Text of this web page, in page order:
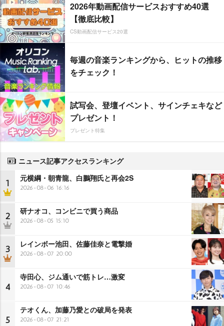
2026年動画配信サービスおすすめ40選
【徹底比較】
CS動画配信サービス20選
毎週の音楽ランキングから、ヒットの推移
をチェック！
試写会、登壇イベント、サインチェキなど
プレゼント！
プレゼント特集
ニュース記事アクセスランキング
1 元横綱・朝青龍、白鵬翔氏と再会2S
2026-08-06 16:16
2 研ナオコ、コンビニで買う商品
2026-08-05 15:10
3 レインボー池田、佐藤佳奈と電撃婚
2026-08-07 20:00
4
寺田心、ジム通いで筋トレ…激変
2026-08-07 10:46
5
テオくん、加藤乃愛との破局を発表
2026-08-07 21:21